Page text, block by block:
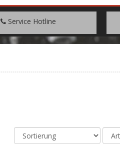
Service Hotline
+49 (0) 9429/948344